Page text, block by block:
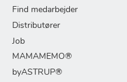
Find medarbejder
Distributører
Job
MAMAMEMO®
byASTRUP®